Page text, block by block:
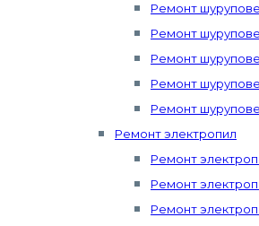
Ремонт
Ремонт
Ремонт
Ремонт
Ремонт
Ремонт электропил
Ремонт
Ремонт
Ремонт